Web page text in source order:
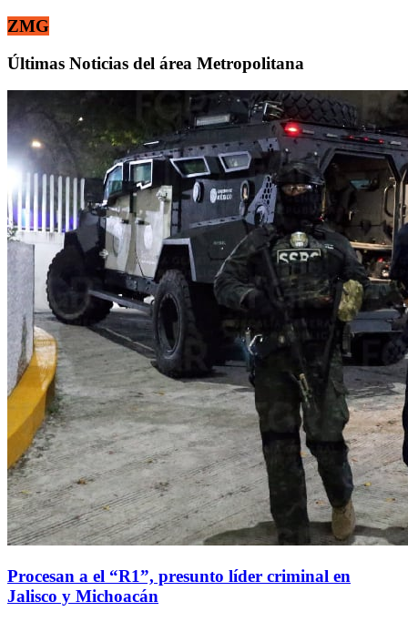
ZMG
Últimas Noticias del área Metropolitana
Procesan a el “R1”, presunto líder criminal en
Jalisco y Michoacán